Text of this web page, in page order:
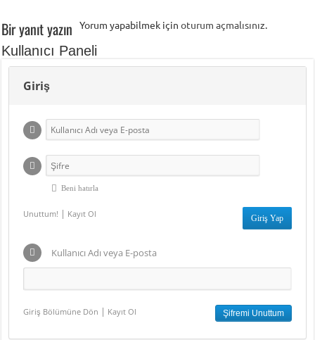
Bir yanıt yazın Yorum yapabilmek içinoturum açmalısınız.
Kullanıcı Paneli
Giriş
Beni hatırla
Unuttum! | Kayıt Ol
Kullanıcı Adı veya E-posta
Giriş Bölümüne Dön | Kayıt Ol